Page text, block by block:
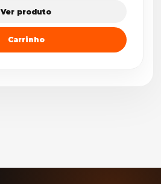
Ver produto
Carrinho